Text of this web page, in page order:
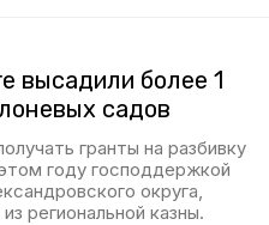
высадили более 1
садов
гранты на разбивку
году господдержкой
округа,
региональной казны.